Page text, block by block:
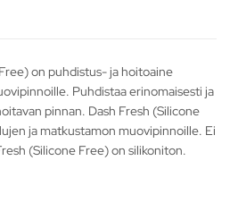
on puhdistus- ja hoitoaine
Puhdistaa erinomaisesti ja
pinnan. Dash Fresh (Silicone
ja matkustamon muovipinnoille. Ei
(Silicone Free) on silikoniton.